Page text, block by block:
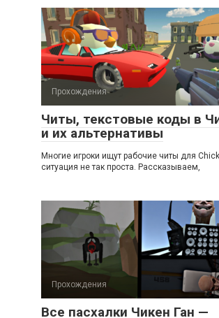
Прохождения
Читы, текстовые коды в
и их альтернативы
Многие игроки ищут рабочие читы для
ситуация не так проста. Рассказываем,
Прохождения
Все пасхалки Чикен Ган —